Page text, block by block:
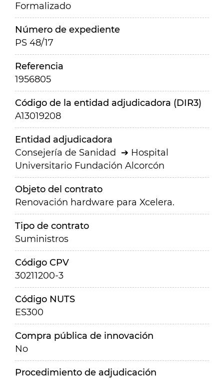
Formalizado
Número de expediente
PS 48/17
Referencia
1956805
Código de la entidad adjudicadora (DIR3)
A13019208
Entidad adjudicadora
Consejería de Sanidad
Hospital
Universitario Fundación Alcorcón
Objeto del contrato
Renovación hardware para Xcelera.
Tipo de contrato
Suministros
Código CPV
30211200-3
Código NUTS
ES300
Compra pública de innovación
No
Procedimiento de adjudicación